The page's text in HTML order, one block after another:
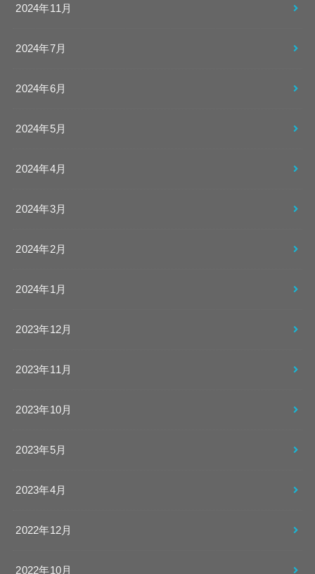
2024年11月
2024年7月
2024年6月
2024年5月
2024年4月
2024年3月
2024年2月
2024年1月
2023年12月
2023年11月
2023年10月
2023年5月
2023年4月
2022年12月
2022年10月